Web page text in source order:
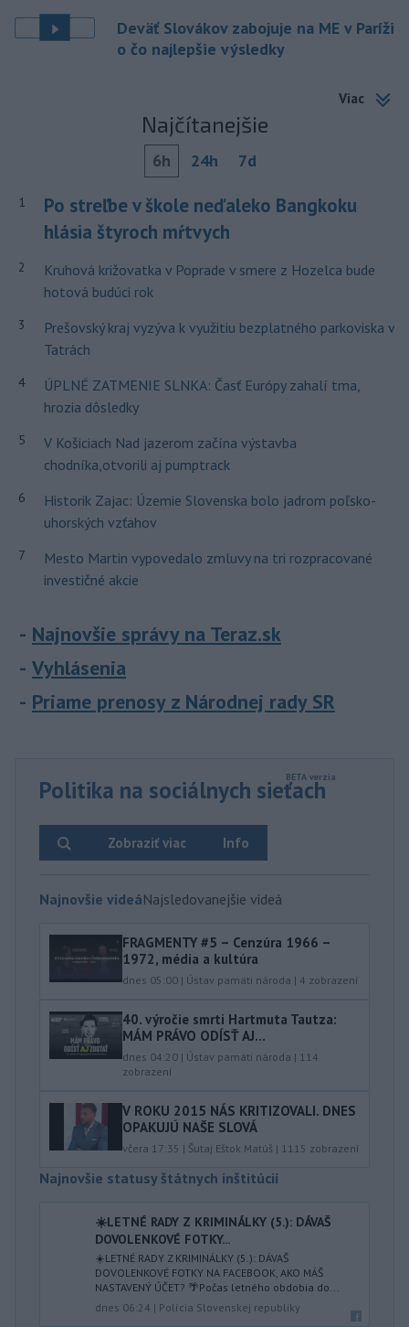
Deväť Slovákov zabojuje na ME v Paríži
o čo najlepšie výsledky
Viac
Najčítanejšie
6h 24h 7d
1
Po streľbe v škole neďaleko Bangkoku
hlásia štyroch mŕtvych
2
Kruhová križovatka v Poprade v smere z Hozelca bude
hotová budúci rok
3
Prešovský kraj vyzýva k využitiu bezplatného parkoviska v
Tatrách
4
ÚPLNÉ ZATMENIE SLNKA: Časť Európy zahalí tma,
hrozia dôsledky
5
V Košiciach Nad jazerom začína výstavba
chodníka,otvorili aj pumptrack
6
Historik Zajac: Územie Slovenska bolo jadrom poľsko-
uhorských vzťahov
7
Mesto Martin vypovedalo zmluvy na tri rozpracované
investičné akcie
Najnovšie správy na Teraz.sk
Vyhlásenia
Priame prenosy z Národnej rady SR
Politika na sociálnych sieťach
Info
Zobraziť viac
Najnovšie videáNajsledovanejšie videá
FRAGMENTY #5 – Cenzúra 1966 –
1972, média a kultúra
dnes 05:00 | Ústav pamäti národa | 4 zobrazení
40.⁠ ⁠výročie smrti Hartmuta Tautza:
MÁM PRÁVO ODÍSŤ AJ...
dnes 04:20 | Ústav pamäti národa | 114
zobrazení
V ROKU 2015 NÁS KRITIZOVALI. DNES
OPAKUJÚ NAŠE SLOVÁ
včera 17:35 | Šutaj Eštok Matúš | 1115 zobrazení
Najnovšie statusy štátnych inštitúcií
☀️LETNÉ RADY Z KRIMINÁLKY (5.): DÁVAŠ
DOVOLENKOVÉ FOTKY...
☀️LETNÉ RADY Z KRIMINÁLKY (5.): DÁVAŠ
DOVOLENKOVÉ FOTKY NA FACEBOOK, AKO MÁŠ
NASTAVENÝ ÚČET? 🌴Počas letného obdobia do...
dnes 06:24 | Polícia Slovenskej republiky